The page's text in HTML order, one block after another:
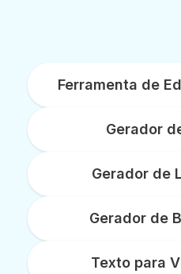
Ferramenta de
Gerador
Gerador de
Gerador de
Texto para